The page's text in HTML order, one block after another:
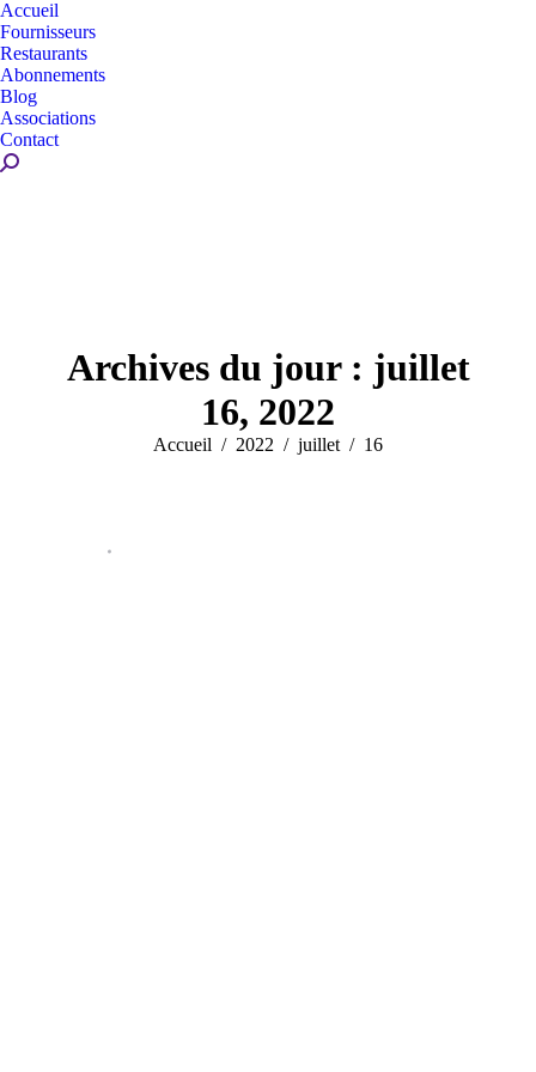
Accueil
Fournisseurs
Restaurants
Abonnements
Blog
Associations
Contact
Recherche
Archives du jour : juillet
16, 2022
Vous êtes ici :
Accueil 2022 juillet 16